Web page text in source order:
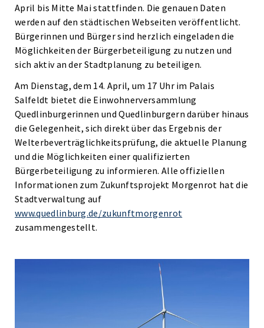
April bis Mitte Mai stattfinden. Die genauen Daten
werden auf den städtischen Webseiten veröffentlicht.
Bürgerinnen und Bürger sind herzlich eingeladen die
Möglichkeiten der Bürgerbeteiligung zu nutzen und
sich aktiv an der Stadtplanung zu beteiligen.
Am Dienstag, dem 14. April, um 17 Uhr im Palais
Salfeldt bietet die Einwohnerversammlung
Quedlinburgerinnen und Quedlinburgern darüber hinaus
die Gelegenheit, sich direkt über das Ergebnis der
Welterbeverträglichkeitsprüfung, die aktuelle Planung
und die Möglichkeiten einer qualifizierten
Bürgerbeteiligung zu informieren. Alle offiziellen
Informationen zum Zukunftsprojekt Morgenrot hat die
Stadtverwaltung auf
www.quedlinburg.de/zukunftmorgenrot
zusammengestellt.